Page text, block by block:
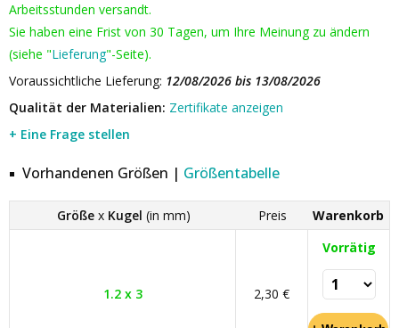
Arbeitsstunden versandt.
Sie haben eine Frist von 30 Tagen, um Ihre Meinung zu ändern
(siehe "Lieferung"-Seite).
Voraussichtliche Lieferung: 12/08/2026 bis 13/08/2026
Qualität der Materialien: Zertifikate anzeigen
+ Eine Frage stellen
Vorhandenen Größen | Größentabelle
Größex Kugel (in mm) Preis Warenkorb
1.2 x 3 2,30 €
Vorrätig